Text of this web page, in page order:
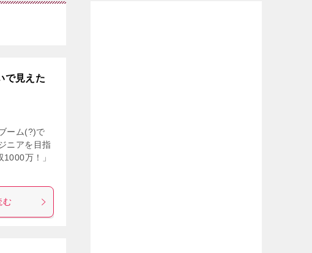
で見えた
ーム(?)で
ニアを目指
万！」
む